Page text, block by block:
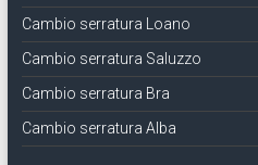
Cambio serratura Loano
Cambio serratura Saluzzo
Cambio serratura Bra
Cambio serratura Alba